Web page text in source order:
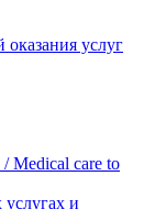
оказания услуг
Medical care to
и